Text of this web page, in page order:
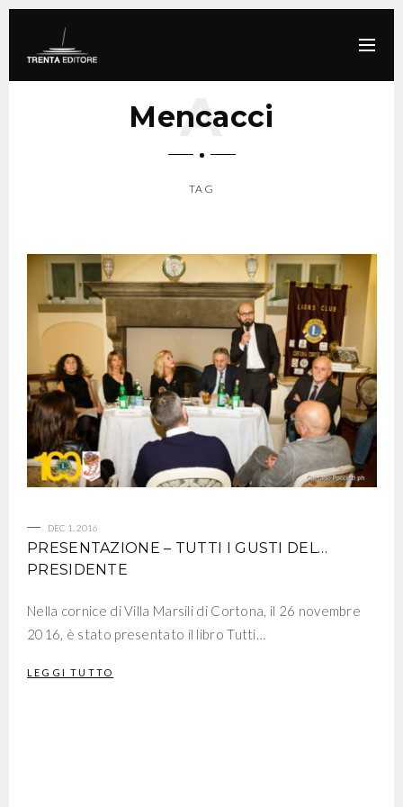
Mencacci
TAG
DEC 1, 2016
PRESENTAZIONE – TUTTI I GUSTI DEL…
PRESIDENTE
Nella cornice di Villa Marsili di Cortona, il 26 novembre
2016, è stato presentato il libro Tutti…
LEGGI TUTTO